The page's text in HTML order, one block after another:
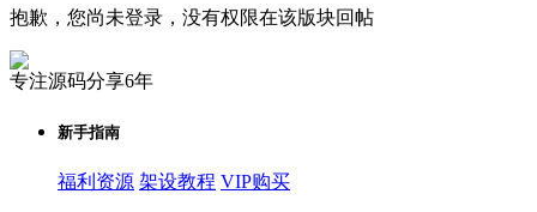
抱歉，您尚未登录，没有权限在该版块回帖
专注源码分享6年
新手指南
福利资源 架设教程 VIP购买